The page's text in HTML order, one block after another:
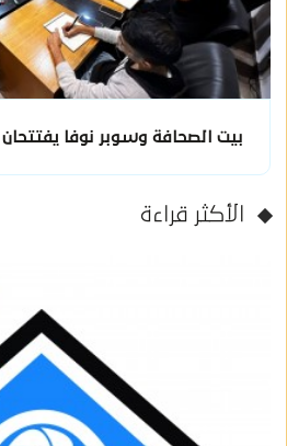
بيت الصحافة وسوبر نوفا
الأكثر قراءة